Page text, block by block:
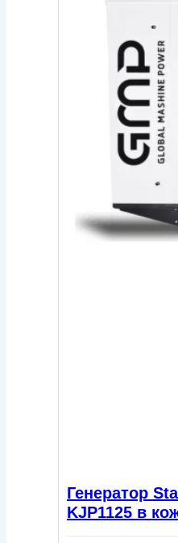
Генератор
KJP1125 в